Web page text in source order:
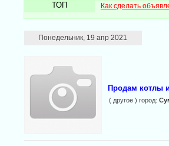
ТОП Как сделать
Понедельник, 19 апр 2021
Продам котлы
( другое ) город: